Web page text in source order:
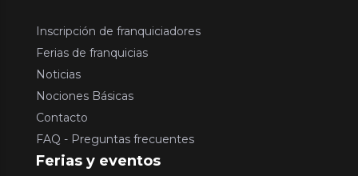
Inscripción de franquiciadores
Ferias de franquicias
Noticias
Nociones Básicas
Contacto
FAQ - Preguntas frecuentes
Ferias y eventos